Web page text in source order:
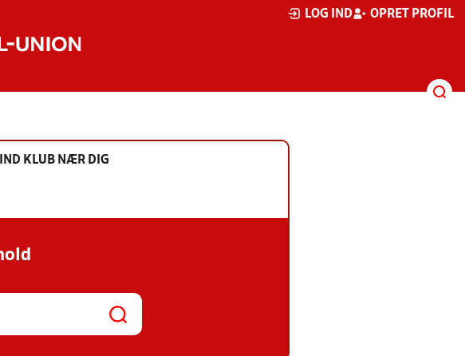
LOG IND OPRET PROFIL
KLUB NÆR DIG